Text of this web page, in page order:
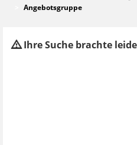
Angebotsgruppe
Ihre Suche brachte